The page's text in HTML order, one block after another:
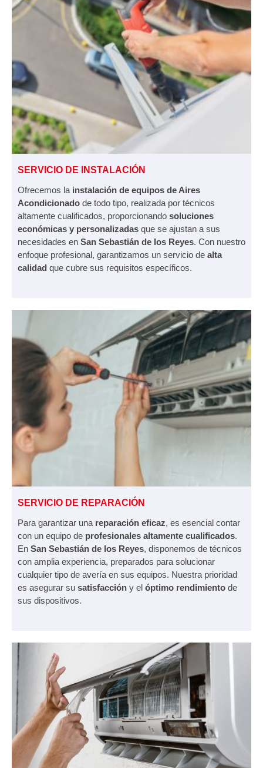
SERVICIO DE INSTALACIÓN
Ofrecemos la instalación de equipos de Aires
Acondicionado de todo tipo, realizada por técnicos
altamente cualificados, proporcionando soluciones
económicas y personalizadas que se ajustan a sus
necesidades en San Sebastián de los Reyes. Con nuestro
enfoque profesional, garantizamos un servicio de alta
calidad que cubre sus requisitos específicos.
SERVICIO DE REPARACIÓN
Para garantizar una reparación eficaz, es esencial contar
con un equipo de profesionales altamente cualificados.
En San Sebastián de los Reyes, disponemos de técnicos
con amplia experiencia, preparados para solucionar
cualquier tipo de avería en sus equipos. Nuestra prioridad
es asegurar su satisfacción y el óptimo rendimiento de
sus dispositivos.